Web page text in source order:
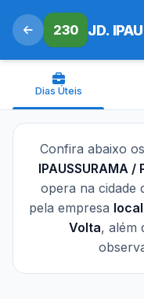
230
Dias Úteis
Confira abaixo os
IPAUSSURAMA /
opera na cidade
pela empresa local
Volta, além